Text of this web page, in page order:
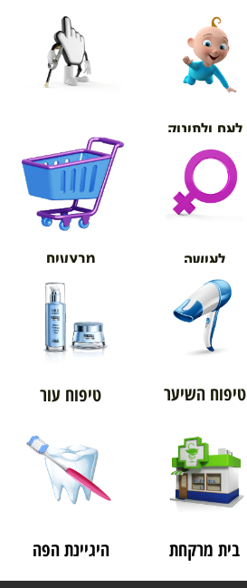
לאם ולתינוק
אורטופדיה
לאישה מבצעים
טיפוח השיער טיפוח עור
בית מרקחת היגיינת הפה